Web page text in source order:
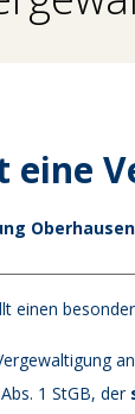
eine
einen
1 StGB, der